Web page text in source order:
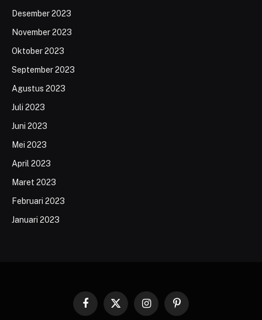
Desember 2023
November 2023
Oktober 2023
September 2023
Agustus 2023
Juli 2023
Juni 2023
Mei 2023
April 2023
Maret 2023
Februari 2023
Januari 2023
Facebook
X
InstagramPinterest